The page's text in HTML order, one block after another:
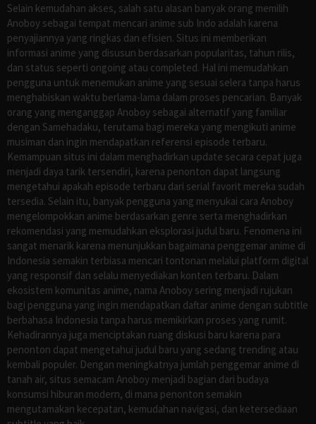
Selain kemudahan akses, salah satu alasan banyak orang memilih
Anoboy sebagai tempat mencari anime sub Indo adalah karena
penyajiannya yang ringkas dan efisien. Situs ini memberikan
informasi anime yang disusun berdasarkan popularitas, tahun rilis,
dan status seperti ongoing atau completed. Hal ini memudahkan
pengguna untuk menemukan anime yang sesuai selera tanpa harus
menghabiskan waktu berlama-lama dalam proses pencarian. Banyak
orang yang menganggap Anoboy sebagai alternatif yang familiar
dengan Samehadaku, terutama bagi mereka yang mengikuti anime
musiman dan ingin mendapatkan referensi episode terbaru.
Kemampuan situs ini dalam menghadirkan update secara cepat juga
menjadi daya tarik tersendiri, karena penonton dapat langsung
mengetahui apakah episode terbaru dari serial favorit mereka sudah
tersedia. Selain itu, banyak pengguna yang menyukai cara Anoboy
mengelompokkan anime berdasarkan genre serta menghadirkan
rekomendasi yang memudahkan eksplorasi judul baru. Fenomena ini
sangat menarik karena menunjukkan bagaimana penggemar anime di
Indonesia semakin terbiasa mencari tontonan melalui platform digital
yang responsif dan selalu menyediakan konten terbaru. Dalam
ekosistem komunitas anime, nama Anoboy sering menjadi rujukan
bagi pengguna yang ingin mendapatkan daftar anime dengan subtitle
berbahasa Indonesia tanpa harus memikirkan proses yang rumit.
Kehadirannya juga menciptakan ruang diskusi baru karena para
penonton dapat mengetahui judul baru yang sedang trending atau
kembali populer. Dengan meningkatnya jumlah penggemar anime di
tanah air, situs semacam Anoboy menjadi bagian dari budaya
konsumsi hiburan modern, di mana penonton semakin
mengutamakan kecepatan, kemudahan navigasi, dan ketersediaan